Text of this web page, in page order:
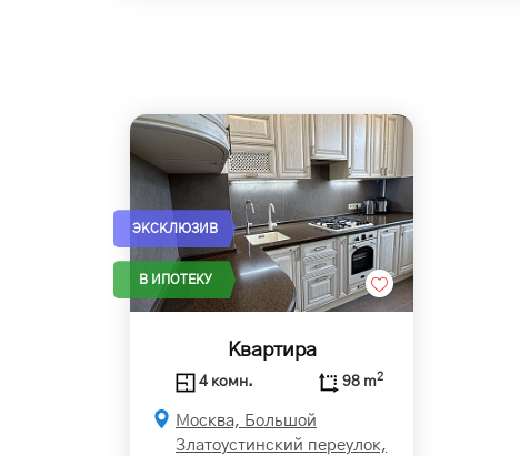
ЭКСКЛЮЗИВ
В ИПОТЕКУ
Квартира
4 комн. 98 m2
Москва, Большой
Златоустинский переулок,